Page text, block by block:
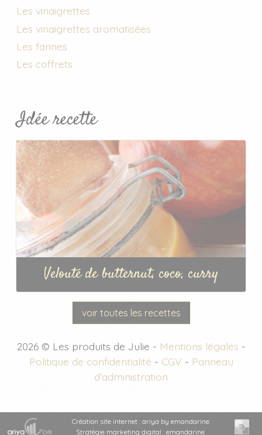
Les vinaigrettes
Les vinaigrettes aromatisées
Les farines
Les coffrets
Idée recette
Velouté de butternut, coco, curry
voir toutes les recettes
2026 © Les produits de Julie - Mentions légales -
Politique de confidentialité - CGV - Panneau
d'administration
Création site internet : ariya by emandarine
Stratégie marketing digital : emandarine